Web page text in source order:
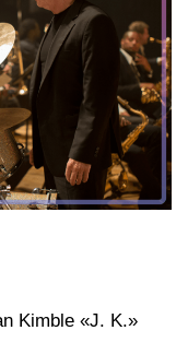
Kimble «J. K.»